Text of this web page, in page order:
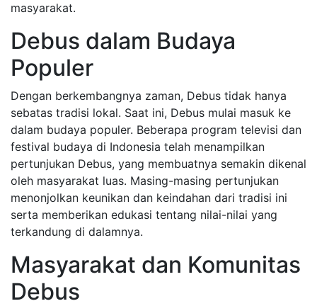
masyarakat.
Debus dalam Budaya
Populer
Dengan berkembangnya zaman, Debus tidak hanya
sebatas tradisi lokal. Saat ini, Debus mulai masuk ke
dalam budaya populer. Beberapa program televisi dan
festival budaya di Indonesia telah menampilkan
pertunjukan Debus, yang membuatnya semakin dikenal
oleh masyarakat luas. Masing-masing pertunjukan
menonjolkan keunikan dan keindahan dari tradisi ini
serta memberikan edukasi tentang nilai-nilai yang
terkandung di dalamnya.
Masyarakat dan Komunitas
Debus